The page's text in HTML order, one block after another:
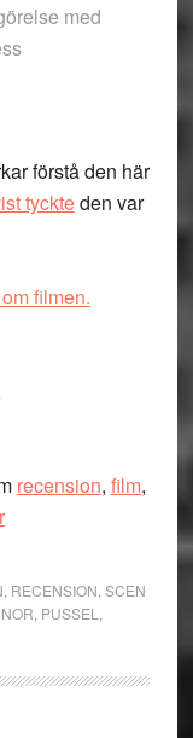
med
förstå den här
tyckteden var
filmen.
recension, film,
RECENSION SCEN
PUSSEL